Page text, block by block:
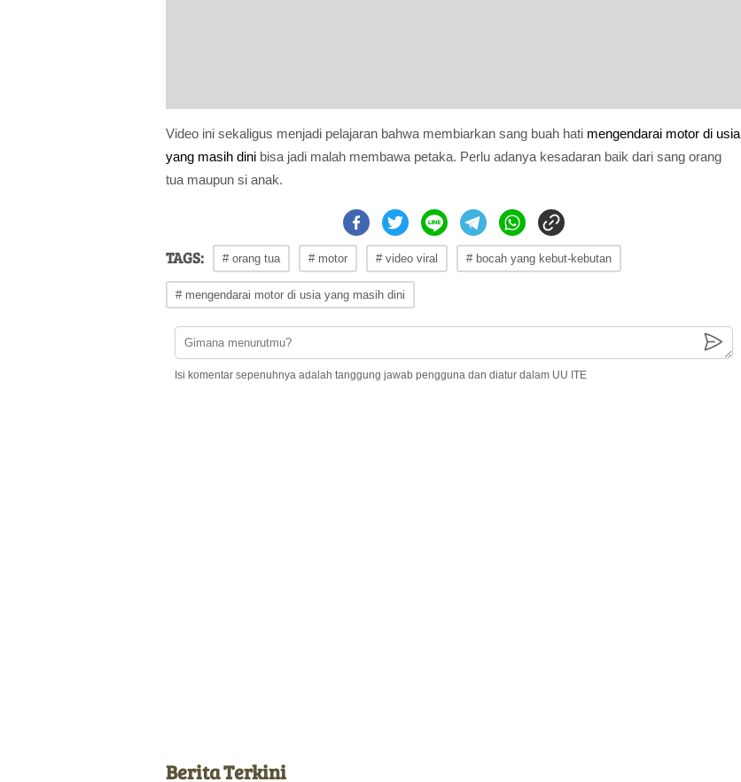
Video ini sekaligus menjadi pelajaran bahwa membiarkan sang buah hati mengendarai motor di usia
yang masih dini bisa jadi malah membawa petaka. Perlu adanya kesadaran baik dari sang orang
tua maupun si anak.
TAGS: # orang tua # motor # video viral # bocah yang kebut-kebutan
# mengendarai motor di usia yang masih dini
Isi komentar sepenuhnya adalah tanggung jawab pengguna dan diatur dalam UU ITE
Berita Terkini